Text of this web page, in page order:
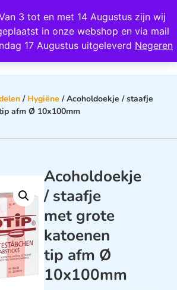
3 tot en met 14 Augustus zijn wij
in onze webshop en via mail
17 Augustus uitgeleverd Negeren
een 4,8 op Google
/ Hygiëne / Acoholdoekje / staafje
afm Ø 10x100mm
Acoholdoekje
/ staafje
met grote
katoenen
tip afm Ø
10x100mm